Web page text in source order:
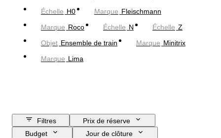
Échelle H0 Marque Fleischmann
Marque Roco Échelle N Échelle Z
Objet Ensemble de train Marque Minitrix
Marque Lima
Filtres
Prix de réserve
Budget
Jour de clôture